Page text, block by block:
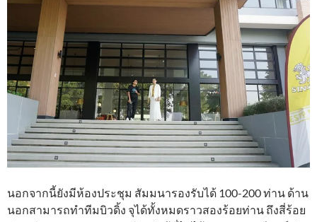
นอกจากนี้ยังมีห้องประชุม สัมมนารองรับได้ 100-200 ท่าน ด้าน
นอกสามารถทำทีมบิวดิ้ง จุได้ทั้งหมดราวสองร้อยท่าน ถึงสี่ร้อย